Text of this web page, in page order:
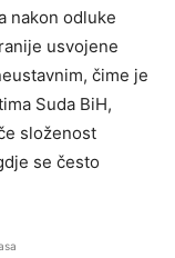
nakon odluke
usvojene
čime je
Suda BiH,
složenost
se često